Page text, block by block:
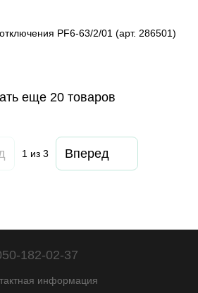
PF6-63/2/01 (арт. 286501)
еще 20 товаров
1 из 3 Вперед
182-02-37
информация